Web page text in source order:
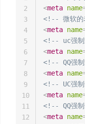
<meta name
<!-- 微软的
<meta name
<!-- uc强
<meta name
<!-- QQ强
<meta name
<!-- UC强
<meta name
<!-- QQ强
<meta name
2
3
4
5
6
7
8
9
10
11
12